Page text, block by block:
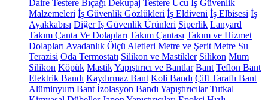
Daire Testere Bıçağı Dekupaj Testere Ucu İş Güvenlik
Malzemeleri İş Güvenlik Gözlükleri İş Eldiveni İş Elbisesi İş
Ayakkabısı Diğer İş Güvenlik Ürünleri Siperlik Lanyard
Takım Çanta Ve Dolapları Takım Çantası Takım ve Hizmet
Dolapları Avadanlık Ölçü Aletleri Metre ve Şerit Metre Su
Terazisi Oda Termostatı Silikon ve Mastikler Silikon Mum
Silikon Köpük MastikYapıştırıcı ve Bantlar Bant Teflon Bant
Elektrik Bandı Kaydırmaz Bant Koli Bandı Çift Taraflı Bant
Alüminyum Bant İzolasyon Bandı Yapıştırıcılar Tutkal